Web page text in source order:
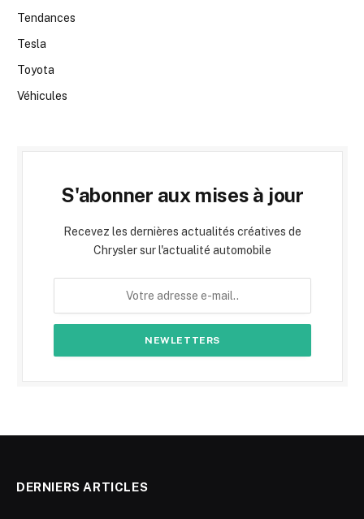
Tendances
Tesla
Toyota
Véhicules
S'abonner aux mises à jour
Recevez les dernières actualités créatives de
Chrysler sur l'actualité automobile
DERNIERS ARTICLES